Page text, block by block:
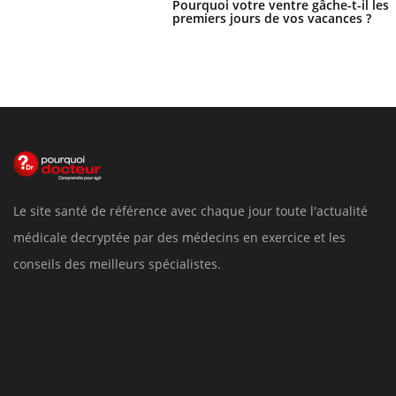
Pourquoi votre ventre gâche-t-il les
premiers jours de vos vacances ?
Le site santé de référence avec chaque jour toute l'actualité
médicale decryptée par des médecins en exercice et les
conseils des meilleurs spécialistes.